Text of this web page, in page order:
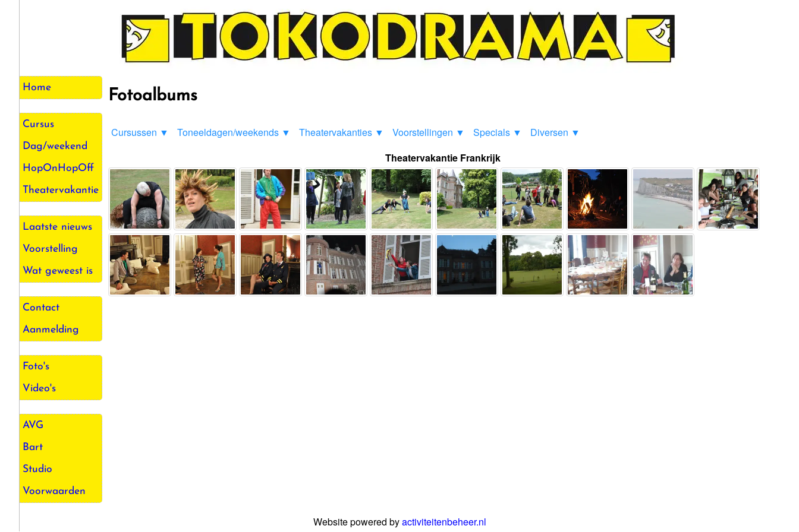
Home
Cursus
Dag/weekend
HopOnHopOff
Theatervakantie
Laatste nieuws
Voorstelling
Wat geweest is
Contact
Aanmelding
Foto's
Video's
AVG
Bart
Studio
Voorwaarden
Fotoalbums
Cursussen ▼ Toneeldagen/weekends ▼ Theatervakanties ▼ Voorstellingen ▼ Specials ▼
Diversen ▼
Theatervakantie Frankrijk
Website powered byactiviteitenbeheer.nl